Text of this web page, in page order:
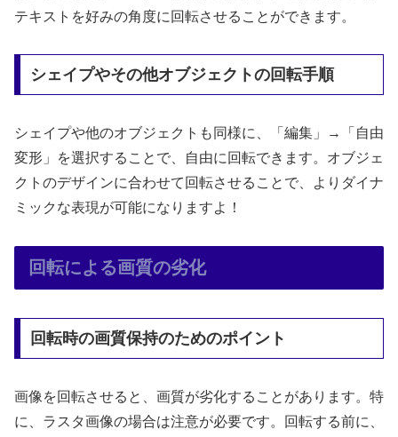
テキストを好みの角度に回転させることができます。
シェイプやその他オブジェクトの回転手順
シェイプや他のオブジェクトも同様に、「編集」→「自由
変形」を選択することで、自由に回転できます。オブジェ
クトのデザインに合わせて回転させることで、よりダイナ
ミックな表現が可能になりますよ！
回転による画質の劣化
回転時の画質保持のためのポイント
画像を回転させると、画質が劣化することがあります。特
に、ラスタ画像の場合は注意が必要です。回転する前に、